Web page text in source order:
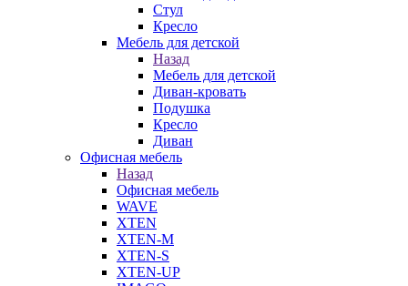
Стул
Кресло
Мебель для детской
Назад
Мебель для детской
Диван-кровать
Подушка
Кресло
Диван
Офисная мебель
Назад
Офисная мебель
WAVE
XTEN
XTEN-M
XTEN-S
XTEN-UP